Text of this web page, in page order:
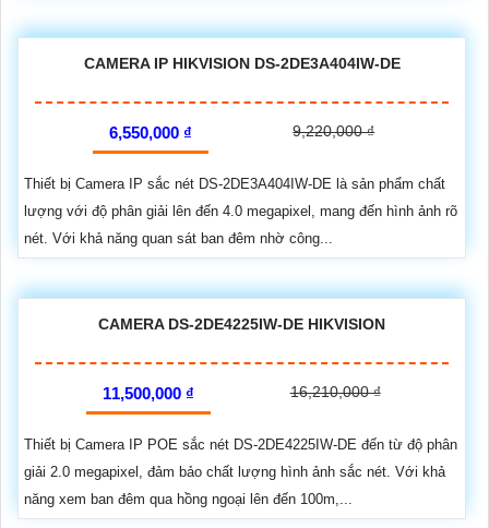
CAMERA IP HIKVISION DS-2DE3A404IW-DE
6,550,000 ₫ 9,220,000 ₫
Thiết bị Camera IP sắc nét DS-2DE3A404IW-DE là sản phẩm chất
lượng với độ phân giải lên đến 4.0 megapixel, mang đến hình ảnh rõ
nét. Với khả năng quan sát ban đêm nhờ công...
CAMERA DS-2DE4225IW-DE HIKVISION
11,500,000 ₫ 16,210,000 ₫
Thiết bị Camera IP POE sắc nét DS-2DE4225IW-DE đến từ độ phân
giải 2.0 megapixel, đảm bảo chất lượng hình ảnh sắc nét. Với khả
năng xem ban đêm qua hồng ngoại lên đến 100m,...